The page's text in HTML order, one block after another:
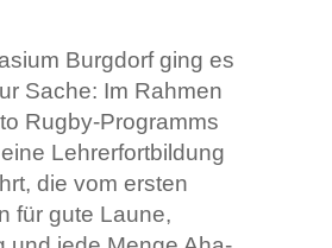
Burgdorf ging es
Sache: Im Rahmen
Rugby-Programms
Lehrerfortbildung
die vom ersten
für gute Laune,